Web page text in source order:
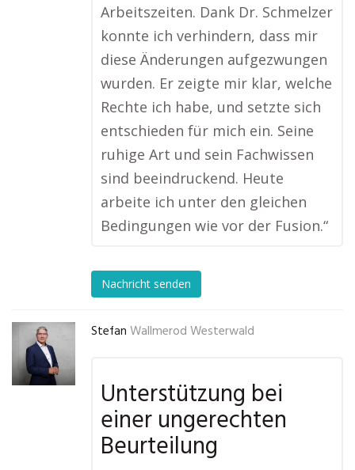
Arbeitszeiten. Dank Dr. Schmelzer
konnte ich verhindern, dass mir
diese Änderungen aufgezwungen
wurden. Er zeigte mir klar, welche
Rechte ich habe, und setzte sich
entschieden für mich ein. Seine
ruhige Art und sein Fachwissen
sind beeindruckend. Heute
arbeite ich unter den gleichen
Bedingungen wie vor der Fusion.“
Nachricht senden
Stefan Wallmerod Westerwald
Unterstützung bei
einer ungerechten
Beurteilung